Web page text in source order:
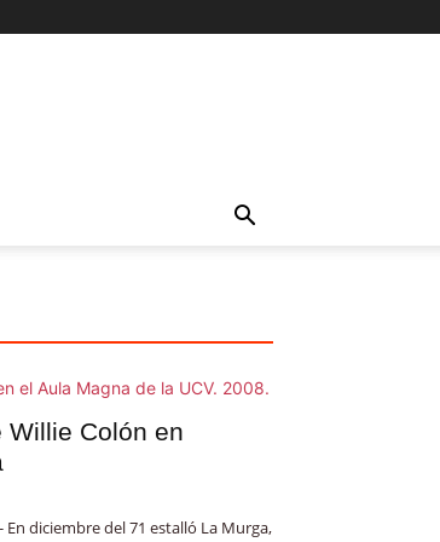
Willie Colón en
- En diciembre del 71 estalló La Murga,